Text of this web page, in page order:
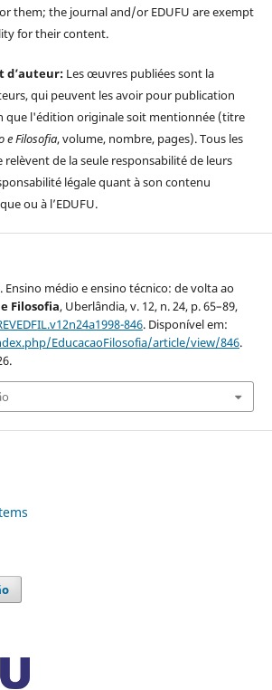
them; the journal and/or EDUFU are exempt
for their content.
d’auteur: Les œuvres publiées sont la
qui peuvent les avoir pour publication
que l'édition originale soit mentionnée (titre
e Filosofia, volume, nombre, pages). Tous les
relèvent de la seule responsabilité de leurs
légale quant à son contenu
ou à l’EDUFU.
Ensino médio e ensino técnico: de volta ao
Filosofia, Uberlândia, v. 12, n. 24, p. 65–89,
846. Disponível em:
EducacaoFilosofia/article/view/846.